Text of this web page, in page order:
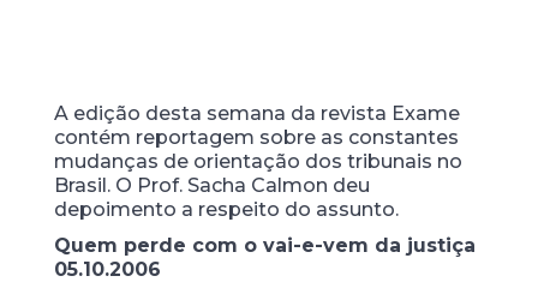
A edição desta semana da revista Exame
contém reportagem sobre as constantes
mudanças de orientação dos tribunais no
Brasil. O Prof. Sacha Calmon deu
depoimento a respeito do assunto.
Quem perde com o vai-e-vem da justiça
05.10.2006